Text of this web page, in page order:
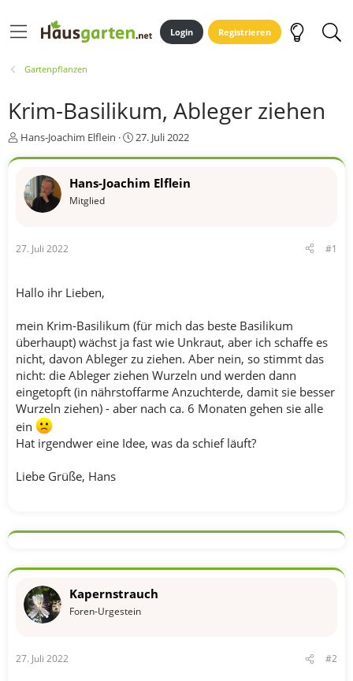
Login Registrieren
Gartenpflanzen
Krim-Basilikum, Ableger ziehen
E
e
r
Hans-Joachim Elflein
E
t
27. Juli 2022
Hans-Joachim Elflein
Mitglied
27. Juli 2022 #1
Hallo ihr Lieben,
mein Krim-Basilikum (für mich das beste Basilikum
überhaupt) wächst ja fast wie Unkraut, aber ich schaffe es
nicht, davon Ableger zu ziehen. Aber nein, so stimmt das
nicht: die Ableger ziehen Wurzeln und werden dann
eingetopft (in nährstoffarme Anzuchterde, damit sie besser
Wurzeln ziehen) - aber nach ca. 6 Monaten gehen sie alle
ein
Hat irgendwer eine Idee, was da schief läuft?
Liebe Grüße, Hans
Kapernstrauch
Foren-Urgestein
27. Juli 2022 #2